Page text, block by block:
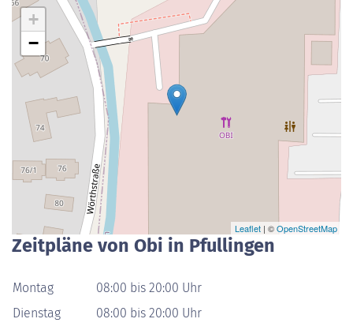
+
−
Leaflet | ©OpenStreetMap
Zeitpläne von Obi in Pfullingen
Montag
08:00 bis 20:00 Uhr
Dienstag
08:00 bis 20:00 Uhr